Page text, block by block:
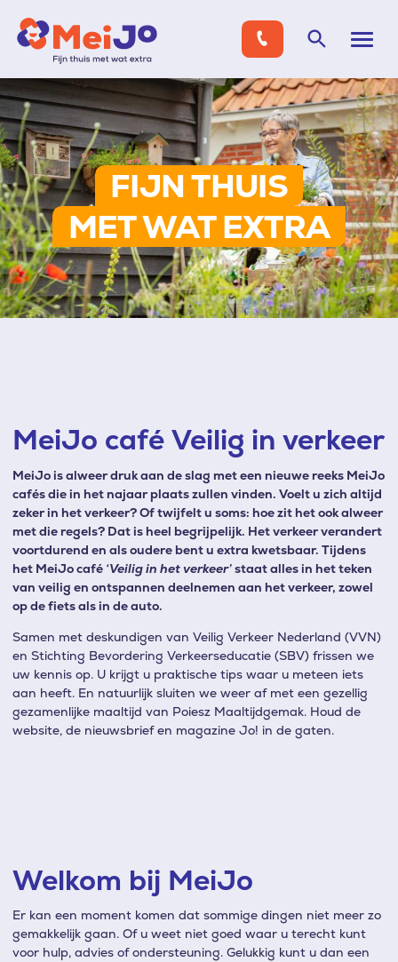
FIJN THUIS
MET WAT EXTRA
MeiJo café Veilig in verkeer
MeiJo is alweer druk aan de slag met een nieuwe reeks MeiJo
cafés die in het najaar plaats zullen vinden. Voelt u zich altijd
zeker in het verkeer? Of twijfelt u soms: hoe zit het ook alweer
met die regels? Dat is heel begrijpelijk. Het verkeer verandert
voortdurend en als oudere bent u extra kwetsbaar. Tijdens
het MeiJo café ‘Veilig in het verkeer’staat alles in het teken
van veilig en ontspannen deelnemen aan het verkeer, zowel
op de fiets als in de auto.
Samen met deskundigen van Veilig Verkeer Nederland (VVN)
en Stichting Bevordering Verkeerseducatie (SBV) frissen we
uw kennis op. U krijgt u praktische tips waar u meteen iets
aan heeft. En natuurlijk sluiten we weer af met een gezellig
gezamenlijke maaltijd van Poiesz Maaltijdgemak. Houd de
website, de nieuwsbrief en magazine Jo! in de gaten.
Welkom bij MeiJo
Er kan een moment komen dat sommige dingen niet meer zo
gemakkelijk gaan. Of u weet niet goed waar u terecht kunt
voor hulp, advies of ondersteuning. Gelukkig kunt u dan een